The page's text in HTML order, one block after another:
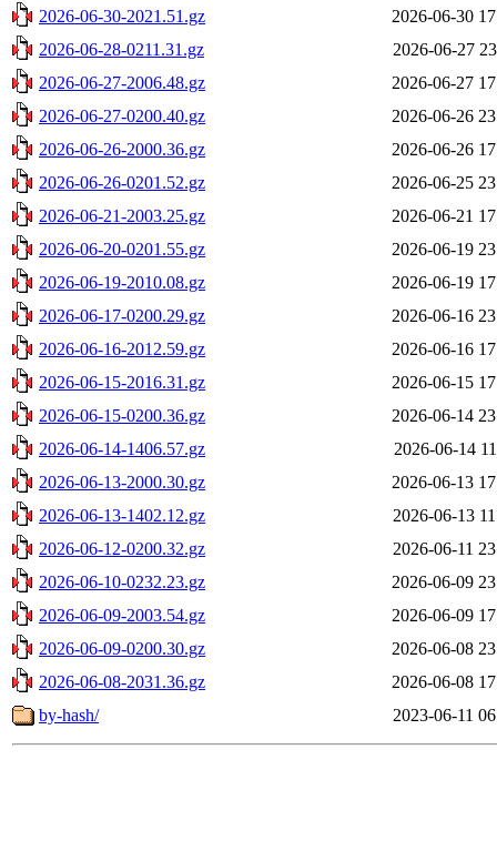
2026-06-30-2021.51.gz
2026-06-30
2026-06-28-0211.31.gz
2026-06-27
2026-06-27-2006.48.gz
2026-06-27
2026-06-27-0200.40.gz
2026-06-26
2026-06-26-2000.36.gz
2026-06-26
2026-06-26-0201.52.gz
2026-06-25
2026-06-21-2003.25.gz
2026-06-21
2026-06-20-0201.55.gz
2026-06-19
2026-06-19-2010.08.gz
2026-06-19
2026-06-17-0200.29.gz
2026-06-16
2026-06-16-2012.59.gz
2026-06-16
2026-06-15-2016.31.gz
2026-06-15
2026-06-15-0200.36.gz
2026-06-14
2026-06-14-1406.57.gz
2026-06-14
2026-06-13-2000.30.gz
2026-06-13
2026-06-13-1402.12.gz
2026-06-13
2026-06-12-0200.32.gz
2026-06-11
2026-06-10-0232.23.gz
2026-06-09
2026-06-09-2003.54.gz
2026-06-09
2026-06-09-0200.30.gz
2026-06-08
2026-06-08-2031.36.gz
2026-06-08
by-hash/
2023-06-11